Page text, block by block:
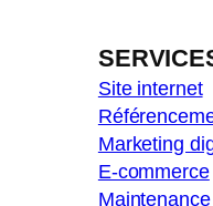
Site internet
Marketing
E-commerce
Maintenance